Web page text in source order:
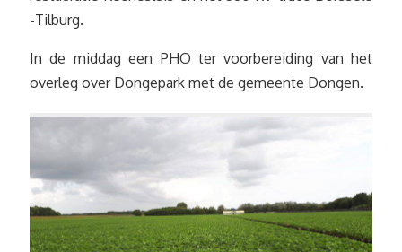
-Tilburg.
In de middag een PHO ter voorbereiding van het
overleg over Dongepark met de gemeente Dongen.